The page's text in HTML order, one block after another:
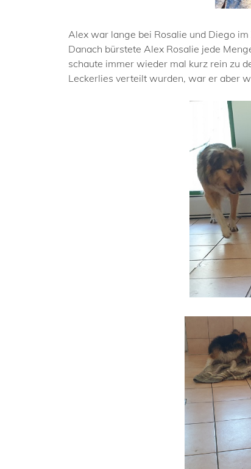
Alex war lange bei Rosalie und Diego
Danach bürstete Alex Rosalie jede
schaute immer wieder mal kurz rein zu
Leckerlies verteilt wurden, war er aber